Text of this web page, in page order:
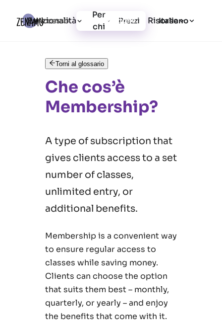
Funzionalità
Per
chi
Prezzi Risorse
Accesso Registrazione Italiano
Torni al glossario
Che cos’è
Membership?
A type of subscription that
gives clients access to a set
number of classes,
unlimited entry, or
additional benefits.
Membership is a convenient way
to ensure regular access to
classes while saving money.
Clients can choose the option
that suits them best – monthly,
quarterly, or yearly – and enjoy
the benefits that come with it.